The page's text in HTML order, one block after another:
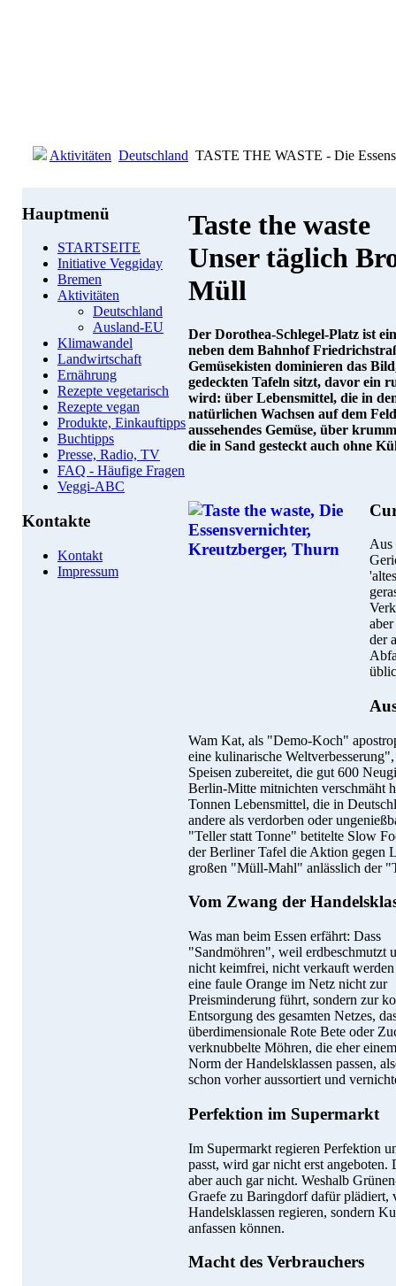
Aktivitäten Deutschland TASTE THE WASTE - Die
Hauptmenü
STARTSEITE
Initiative Veggiday
Bremen
Aktivitäten
Deutschland
Ausland-EU
Klimawandel
Landwirtschaft
Ernährung
Rezepte vegetarisch
Rezepte vegan
Produkte, Einkauftipps
Buchtipps
Presse, Radio, TV
FAQ - Häufige Fragen
Veggi-ABC
Kontakte
Kontakt
Impressum
Taste the waste
Unser täglich
Müll
Der Dorothea-Schlegel-Platz ist
neben dem Bahnhof
Gemüsekisten dominieren das
gedeckten Tafeln sitzt, davor ein
wird: über Lebensmittel, die in
natürlichen Wachsen auf dem
aussehendes Gemüse, über
die in Sand gesteckt auch ohne
Aus
der
Wam Kat, als "Demo-Koch"
eine kulinarische
Speisen zubereitet, die gut 600
Berlin-Mitte mitnichten verschmäht
Tonnen Lebensmittel, die in
andere als verdorben oder
"Teller statt Tonne" betitelte Slow
der Berliner Tafel die Aktion gegen
großen "Müll-Mahl" anlässlich der
Vom Zwang der
Was man beim Essen erfährt: Dass
"Sandmöhren", weil erdbeschmutzt
nicht keimfrei, nicht verkauft
eine faule Orange im Netz nicht zur
Preisminderung führt, sondern zur
Entsorgung des gesamten Netzes,
überdimensionale Rote Bete oder
verknubbelte Möhren, die eher
Norm der Handelsklassen passen,
schon vorher aussortiert und
Perfektion im Supermarkt
Im Supermarkt regieren Perfektion
passt, wird gar nicht erst
aber auch gar nicht. Weshalb
Graefe zu Baringdorf dafür plädiert,
Handelsklassen regieren, sondern
anfassen können.
Macht des Verbrauchers